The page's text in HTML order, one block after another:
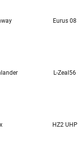
Eurus 08
L-Zeal56
HZ2 UHP